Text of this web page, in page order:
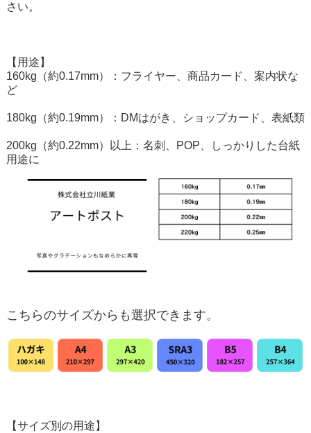
さい。
【用途】
160kg（約0.17mm）：フライヤー、商品カード、案内状な
ど
180kg（約0.19mm）：DMはがき、ショップカード、表紙類
200kg（約0.22mm）以上：名刺、POP、しっかりした台紙
用途に
こちらのサイズからも選択できます。
【サイズ別の用途】